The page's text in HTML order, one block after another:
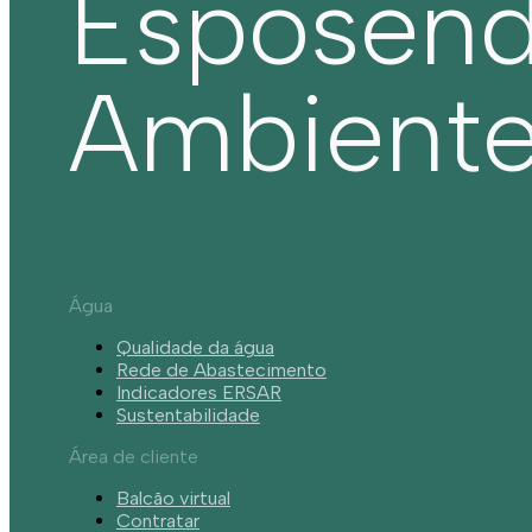
Água
Qualidade da água
Rede de Abastecimento
Indicadores ERSAR
Sustentabilidade
Área de cliente
Balcão virtual
Contratar